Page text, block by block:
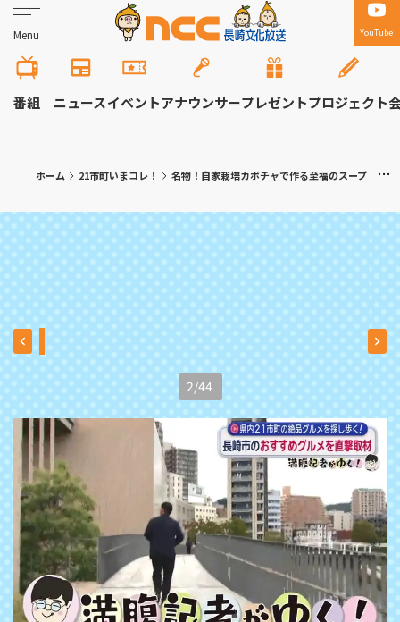
Menu YouTube
番組 ニュースイベントアナウンサープレゼントプロジェクト
ホーム 21市町いまコレ！ 名物！自家栽培カボチャで作る至福のスープ 長崎市「みち亭」満腹記者㉓
2/44